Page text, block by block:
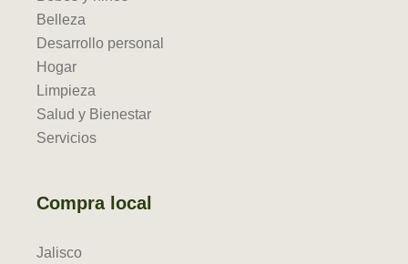
Belleza
Desarrollo personal
Hogar
Limpieza
Salud y Bienestar
Servicios
Compra local
Jalisco